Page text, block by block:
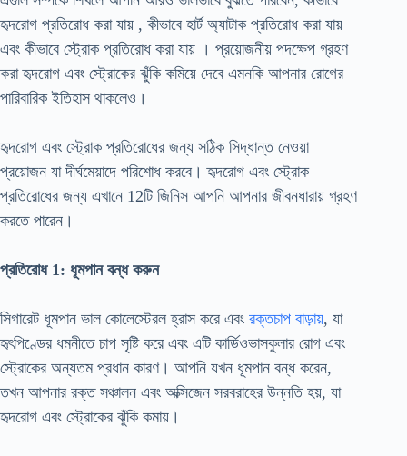
হৃদরোগ প্রতিরোধ করা যায় , কীভাবে হার্ট অ্যাটাক প্রতিরোধ করা যায়
এবং কীভাবে স্ট্রোক প্রতিরোধ করা যায় । প্রয়োজনীয় পদক্ষেপ গ্রহণ
করা হৃদরোগ এবং স্ট্রোকের ঝুঁকি কমিয়ে দেবে এমনকি আপনার রোগের
পারিবারিক ইতিহাস থাকলেও।
হৃদরোগ এবং স্ট্রোক প্রতিরোধের জন্য সঠিক সিদ্ধান্ত নেওয়া
প্রয়োজন যা দীর্ঘমেয়াদে পরিশোধ করবে। হৃদরোগ এবং স্ট্রোক
প্রতিরোধের জন্য এখানে 12টি জিনিস আপনি আপনার জীবনধারায় গ্রহণ
করতে পারেন।
প্রতিরোধ 1: ধূমপান বন্ধ করুন
সিগারেট ধূমপান ভাল কোলেস্টেরল হ্রাস করে এবং রক্তচাপ বাড়ায়, যা
হৃৎপিণ্ডের ধমনীতে চাপ সৃষ্টি করে এবং এটি কার্ডিওভাসকুলার রোগ এবং
স্ট্রোকের অন্যতম প্রধান কারণ। আপনি যখন ধূমপান বন্ধ করেন,
তখন আপনার রক্ত ​​সঞ্চালন এবং অক্সিজেন সরবরাহের উন্নতি হয়, যা
হৃদরোগ এবং স্ট্রোকের ঝুঁকি কমায়।